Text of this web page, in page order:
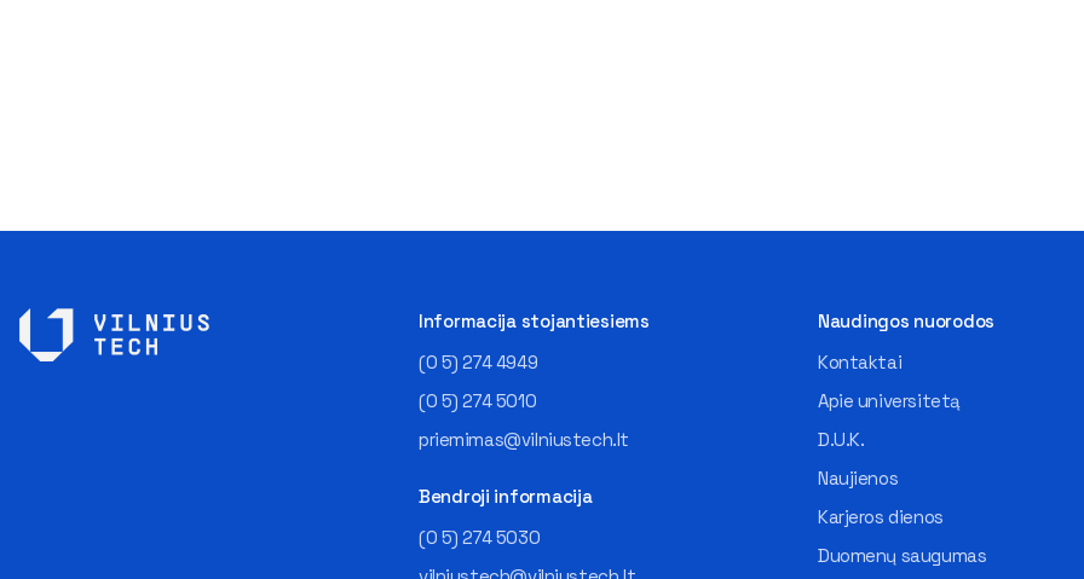
Informacija stojantiesiems
(0 5) 274 4949
(0 5) 274 5010
priemimas@vilniustech.lt
Bendroji informacija
(0 5) 274 5030
Naudingos nuorodos
Kontaktai
Apie universitetą
D.U.K.
Naujienos
Karjeros dienos
Duomenų saugumas